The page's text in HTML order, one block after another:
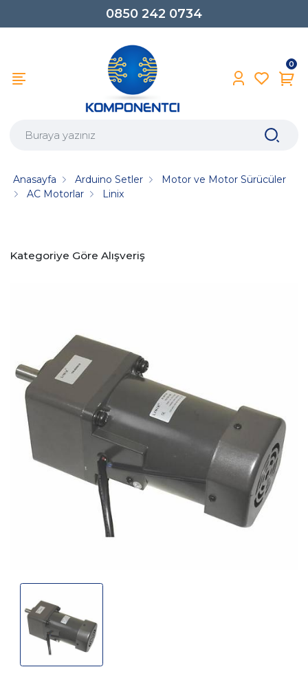
0850 242 0734
0
Anasayfa Arduino Setler
Motor ve Motor Sürücüler
AC Motorlar
Linix
Kategoriye Göre Alışveriş